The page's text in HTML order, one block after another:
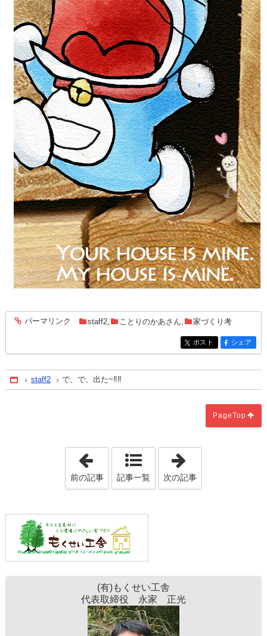
entry1472
パーマリンク staff2, ことりのかあさん 家づくり考
entry1472
ポスト entry1472
シェア
Home
staff2 で、で、出た~‼‼
PageTop
ぼくは、しろあり。
前の記事 記事一覧 次の記事
(有)もくせい工舎
代表取締役 永家 正光